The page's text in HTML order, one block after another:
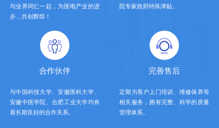
与业界同仁一起，为医电产业的进
步，共创辉煌！
院专家政府特殊津贴。
合作伙伴
与中国科技大学、安徽医科大学、
安徽中医学院、合肥工业大学均有
着长期良好的合作关系。
完善售后
定期为客户上门培训、维修保养等
相关服务，拥有完整、科学的质量
管理体系。